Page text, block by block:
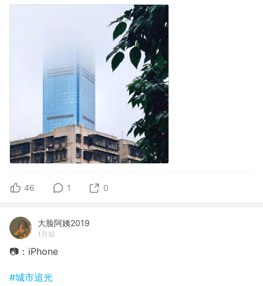
46 1 0
大脸阿姨2019
1月前
📷：iPhone
#城市追光